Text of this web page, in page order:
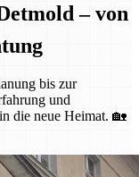
– von
bis zur
und
die neue Heimat. 🏡